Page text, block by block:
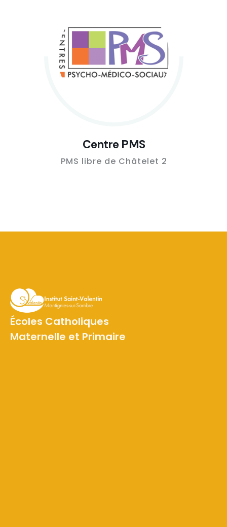
Centre PMS
PMS libre de Châtelet 2
Écoles Catholiques
Maternelle et Primaire